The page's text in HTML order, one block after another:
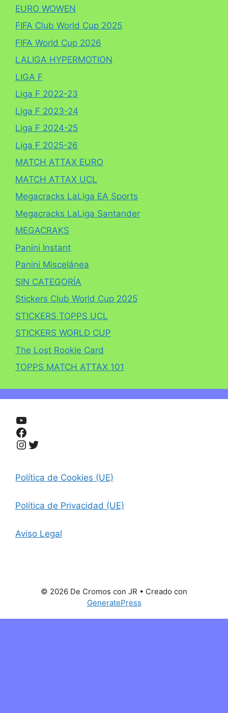
EURO WOWEN
FIFA Club World Cup 2025
FIFA World Cup 2026
LALIGA HYPERMOTION
LIGA F
Liga F 2022-23
Liga F 2023-24
Liga F 2024-25
Liga F 2025-26
MATCH ATTAX EURO
MATCH ATTAX UCL
Megacracks LaLiga EA Sports
Megacracks LaLiga Santander
MEGACRAKS
Panini Instant
Panini Miscelánea
SIN CATEGORÍA
Stickers Club World Cup 2025
STICKERS TOPPS UCL
STICKERS WORLD CUP
The Lost Rookie Card
TOPPS MATCH ATTAX 101
YouTube
Facebook
Instagram
Twitter
Política de Cookies (UE)
Política de Privacidad (UE)
Aviso Legal
© 2026 De Cromos con JR • Creado con
GeneratePress